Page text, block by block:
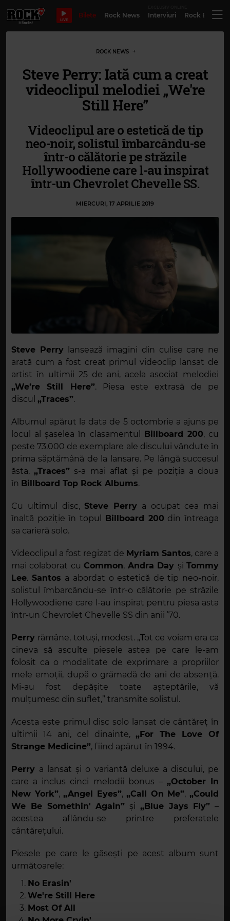
LIVE
Bilete Rock News Interviuri Rock
ROCK NEWS
Steve Perry: Iată cum a creat
videoclipul melodiei „We're
Still Here”
Videoclipul are o estetică de tip
neo-noir, solistul îmbarcându-se
într-o călătorie pe străzile
Hollywoodiene care l-au inspirat
într-un Chevrolet Chevelle SS.
MIERCURI, 17 APRILIE 2019
Steve Perry
lansează imagini din culise care ne
arată cum a fost creat primul videoclip lansat de
artist în ultimii 25 de ani, acela asociat melodiei
„We’re Still Here”. Piesa este extrasă de pe
discul „Traces”.
Albumul apărut la data de 5 octombrie a ajuns pe
locul al șaselea în clasamentul
Billboard 200, cu
peste 73.000 de exemplare ale discului vândute în
prima săptămână de la lansare. Pe lângă succesul
ăsta,„Traces” s-a mai aflat și pe poziția a doua
în Billboard Top Rock Albums.
Cu ultimul disc, Steve Perry a ocupat cea mai
înaltă poziție în topul
Billboard 200 din întreaga
sa carieră solo.
Videoclipul a fost regizat de Myriam Santos, care a
mai colaborat cu Common, Andra Day șiTommy
Lee. Santos a abordat o estetică de tip neo-noir,
solistul îmbarcându-se într-o călătorie pe străzile
Hollywoodiene care l-au inspirat pentru piesa asta
într-un Chevrolet Chevelle SS din anii ’70.
Perry rămâne, totuși, modest. „Tot ce voiam era ca
cineva să asculte piesele astea pe care le-am
folosit ca o modalitate de exprimare a propriilor
mele emoții, după o grămadă de ani de absență.
Mi-au fost depășite toate așteptările, vă
mulțumesc din suflet,” transmite solistul.
Acesta este primul disc solo lansat de cântăreț în
ultimii 14 ani, cel dinainte,„For The Love Of
Strange Medicine”, fiind apărut în 1994.
Perry a lansat și o variantă deluxe a discului, pe
care a inclus cinci melodii bonus – „October In
New York”,„Angel Eyes”,„Call On Me”,„Could
We Be Somethin' Again” și „Blue Jays Fly” –
acestea aflându-se printre preferatele
cântărețului.
Piesele pe care le găsești pe acest album sunt
următoarele:
No Erasin'
We're Still Here
Most Of All